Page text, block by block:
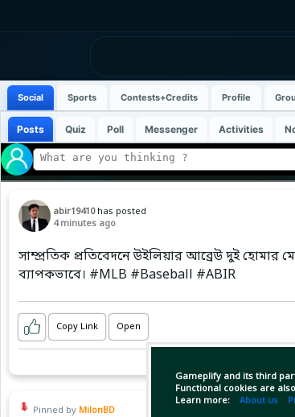
Gameplify and its third
Functional cookies are
Learn more: About us
Social Sports Contests+Credits Profile
Posts Quiz Poll Messenger Activities
abir19410 has posted
4 minutes ago
সাম্প্রতিক প্রতিবেদনে উইলিয়ার আব্রেউ দুই হোমার
ব্যাপকভাবে। #MLB #Baseball #ABIR
Copy Link Open
Pinned by MilonBD